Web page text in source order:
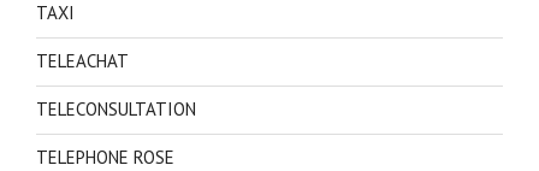
TAXI
TELEACHAT
TELECONSULTATION
TELEPHONE ROSE